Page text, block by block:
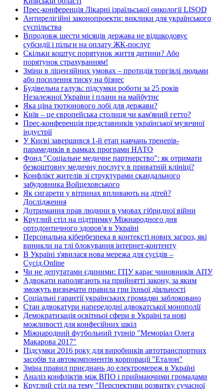
Прес-конференція Лікарні ізраїльської онкології LISOD
Антирелігійні законопроекти: виклики для українського
суспільства
Впродовж шести місяців держава не відшкодовує
субсидії і пільги на оплату ЖК-послуг
Скільки коштує порятунок життя дитини? Або
порятунок страхуванням!
Зміни в ліцензійних умовах – протидія торгівлі людьми
або посилення тиску на бізнес
Будівельна галузь: підсумки роботи за 25 років
Незалежної України і плани на майбутнє
Яка ціна тютюнового лобі для держави?
Київ – це європейська столиця чи кам'яний гетто?
Прес-конференція представників української музичної
індустрії
У Києві завершився 1-й етап навчань тренерів-
парамедиків в рамках програми НАТО
Фонд "Соціальне медичне партнерство": як отримати
безкоштовну медичну послугу в приватній клініці?
Конфлікт жителів зі структурами скандального
забудовника Войцеховського
Як сигарети у вітринах впливають на дітей?
Дослідження
Дотримання прав людини в умовах гібридної війни
Круглий стіл на підтримку Міжнародного дня
ортодонтичного здоров'я в Україні
Персональна кібербезпека в контексті нових загроз, які
виникли на тлі блокування інтернет-контенту
В Україні з'явилася нова мережа для сусідів –
Сусід.Online
Чи не депутатами єдиними: ГПУ карає чиновників АПУ
Адвокати наполягають на прийнятті закону, за яким
зможуть визначати правила гри їхньої діяльності
Соціальні гарантії українських громадян заблоковано
Стан адвокатури напередодні адвокатської монополії
Демократизація освітньої сфери в Україні та нові
можливості для конфесійних шкіл
Міжнародний футбольний турнір "Меморіал Олега
Макарова 2017"
Підсумки 2016 року для виробників автотранспортних
засобів та автокомпонентів корпорації "Еталон"
Зміна правил приєднань до електромереж в Україні
Аналіз конфліктів між ВПО і приймаючими громадами
Круглий стіл на тему "Перспективи розвитку сучасної